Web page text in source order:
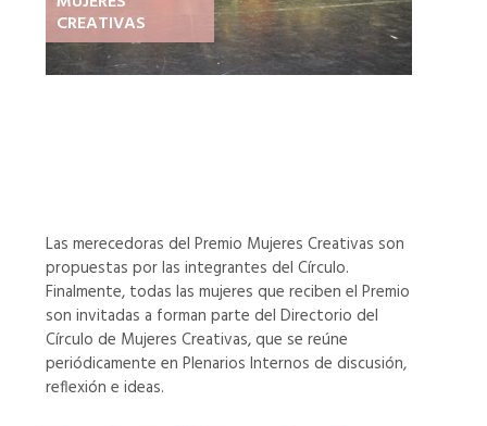
CREATIVAS
Las merecedoras del Premio Mujeres Creativas son
propuestas por las integrantes del Círculo.
Finalmente, todas las mujeres que reciben el Premio
son invitadas a forman parte del Directorio del
Círculo de Mujeres Creativas, que se reúne
periódicamente en Plenarios Internos de discusión,
reflexión e ideas.